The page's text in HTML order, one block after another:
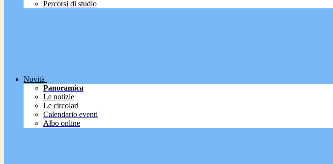
Percorsi di studio
Novità
Panoramica
Le notizie
Le circolari
Calendario eventi
Albo online